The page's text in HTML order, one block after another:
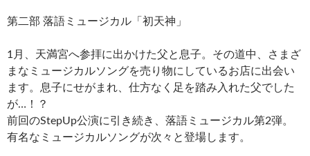
第二部 落語ミュージカル「初天神」
1月、天満宮へ参拝に出かけた父と息子。その道中、さまざ
まなミュージカルソングを売り物にしているお店に出会い
ます。息子にせがまれ、仕方なく足を踏み入れた父でした
が…！？
前回のStepUp公演に引き続き、落語ミュージカル第2弾。
有名なミュージカルソングが次々と登場します。